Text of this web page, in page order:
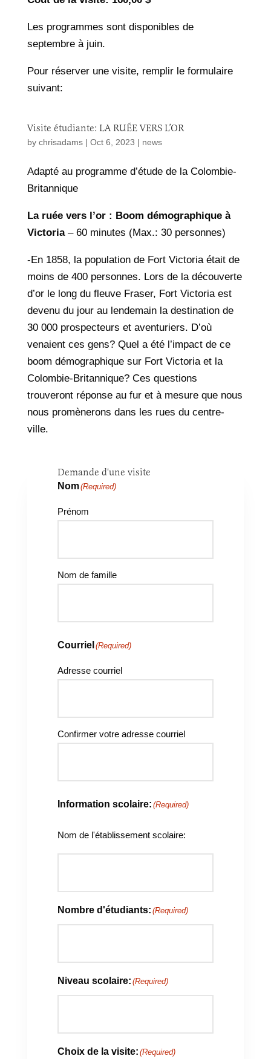
Les programmes sont disponibles de
septembre à juin.
Pour réserver une visite, remplir le formulaire
suivant:
Visite étudiante: LA RUÉE VERS L’OR
by chrisadams| Oct 6, 2023 | news
Adapté au programme d’étude de la Colombie-
Britannique
La ruée vers l’or : Boom démographique à
Victoria– 60 minutes (Max.: 30 personnes)
-En 1858, la population de Fort Victoria était de
moins de 400 personnes. Lors de la découverte
d’or le long du fleuve Fraser, Fort Victoria est
devenu du jour au lendemain la destination de
30 000 prospecteurs et aventuriers. D’où
venaient ces gens? Quel a été l’impact de ce
boom démographique sur Fort Victoria et la
Colombie-Britannique? Ces questions
trouveront réponse au fur et à mesure que nous
nous promènerons dans les rues du centre-
ville.
Demande d'une visite
Nom(Required)
Prénom
Nom de famille
Courriel (Required)
Adresse courriel
Confirmer votre adresse courriel
Information scolaire: (Required)
Nom de l'établissement scolaire:
Nombre d'étudiants: (Required)
Niveau scolaire: (Required)
Choix de la visite: (Required)